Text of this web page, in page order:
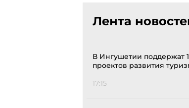
Лента
В Ингушетии поддержат
проектов развития
17:15